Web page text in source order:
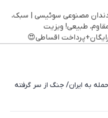
مصنوعی سوئیسی | سبک،
طبیعی! ویزیت
رایگان+پرداخت اقساطی😍
حمله به ایران/ جنگ از سر گرفته